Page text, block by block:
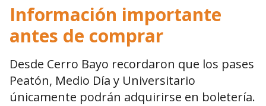
Información importante
antes de comprar
Desde Cerro Bayo recordaron que los pases
Peatón, Medio Día y Universitario
únicamente podrán adquirirse en boletería.